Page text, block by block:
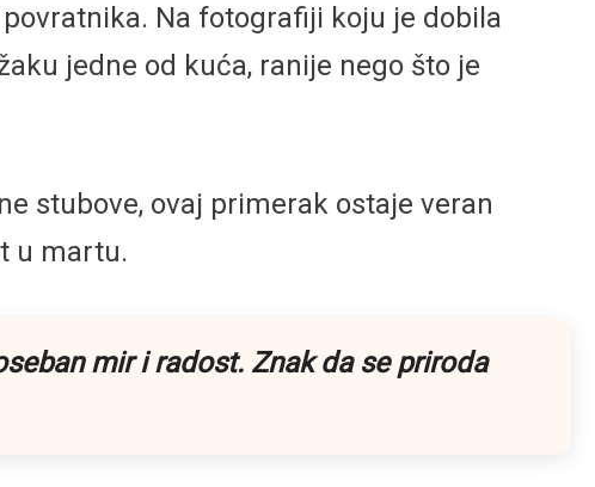
povratnika. Na fotografiji koju je dobila
jedne od kuća, ranije nego što je
stubove, ovaj primerak ostaje veran
u martu.
mir i radost. Znak da se priroda